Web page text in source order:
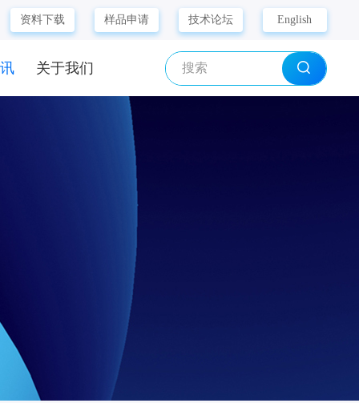
资料下载 样品申请 技术论坛 English
关于我们